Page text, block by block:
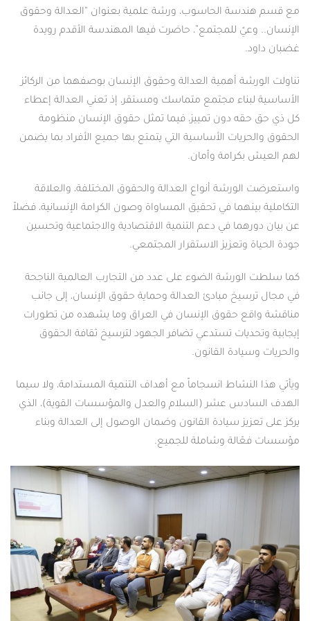
مع قسم هندسة الحاسوب، ورشة علمية بعنوان “العدالة وحقوق
الإنسان.. وعيٌ للمجتمع”، حاضرت فيها المهندسة الأقدم رويدة
غضبان داود.
تناولت الورشة أهمية العدالة وحقوق الإنسان بوصفهما من الركائز
الأساسية لبناء مجتمع متماسك ومستقر، إذ تعني العدالة إعطاء
كل ذي حق حقه دون تمييز، فيما تمثل حقوق الإنسان منظومة
الحقوق والحريات الأساسية التي يتمتع بها جميع الأفراد بما يضمن
لهم العيش بكرامة وأمان.
واستعرضت الورشة أنواع العدالة والحقوق المختلفة، والعلاقة
التكاملية بينهما في تحقيق المساواة وصون الكرامة الإنسانية، فضلاً
عن بيان دورهما في دعم التنمية الاقتصادية والاجتماعية وتحسين
جودة الحياة وتعزيز الاستقرار المجتمعي.
كما سلطت الورشة الضوء على عدد من التجارب العالمية الناجحة
في مجال ترسيخ مبادئ العدالة وحماية حقوق الإنسان، إلى جانب
مناقشة واقع حقوق الإنسان في العراق وما يشهده من تطورات
إيجابية وتحديات تستدعي تضافر الجهود لترسيخ ثقافة الحقوق
والحريات وسيادة القانون.
ويأتي هذا النشاط انسجاماً مع أهداف التنمية المستدامة، ولا سيما
الهدف السادس عشر (السلام والعدل والمؤسسات القوية)، الذي
يركز على تعزيز سيادة القانون وضمان الوصول إلى العدالة وبناء
مؤسسات فعّالة وشاملة للجميع.